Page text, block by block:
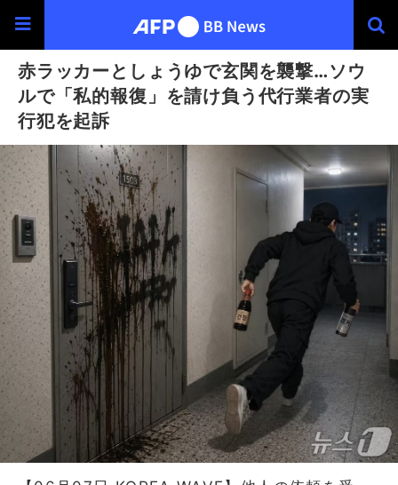
赤ラッカーとしょうゆで玄関を襲撃…ソウ
ルで「私的報復」を請け負う代行業者の実
行犯を起訴